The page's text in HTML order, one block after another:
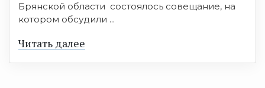
Брянской области состоялось совещание, на
котором обсудили ...
Читать далее